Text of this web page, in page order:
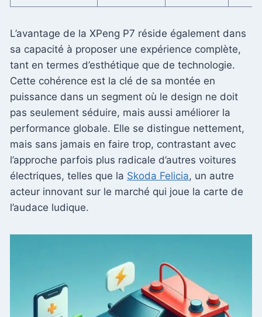
L’avantage de la XPeng P7 réside également dans
sa capacité à proposer une expérience complète,
tant en termes d’esthétique que de technologie.
Cette cohérence est la clé de sa montée en
puissance dans un segment où le design ne doit
pas seulement séduire, mais aussi améliorer la
performance globale. Elle se distingue nettement,
mais sans jamais en faire trop, contrastant avec
l’approche parfois plus radicale d’autres voitures
électriques, telles que la Skoda Felicia, un autre
acteur innovant sur le marché qui joue la carte de
l’audace ludique.